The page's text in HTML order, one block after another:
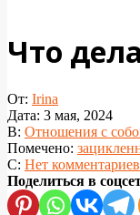
Что
От: Irina
Дата: 3 мая, 2024
В: Отношения с
Помечено:
С: Нет комментариев
Поделиться в